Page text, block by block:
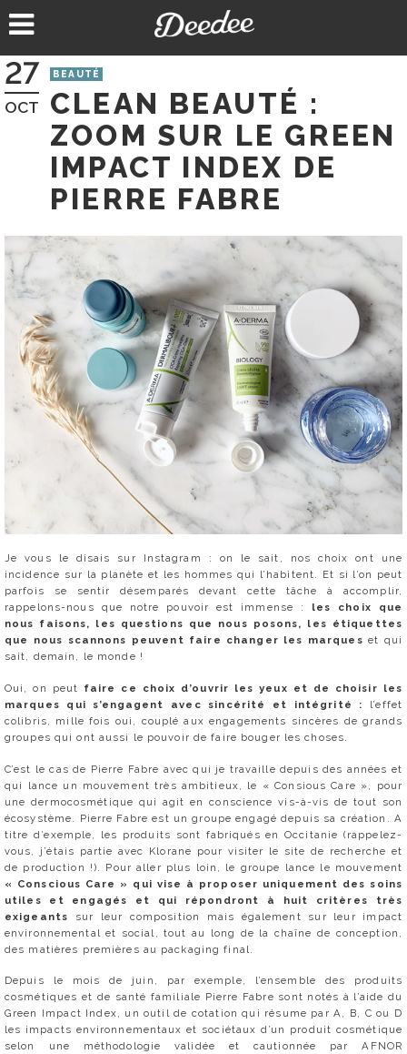
au
27
OCT
BEAUTÉ
CLEAN BEAUTÉ :
ZOOM SUR LE GREEN
IMPACT INDEX DE
PIERRE FABRE
Je vous le disais sur Instagram : on le sait, nos choix ont une
incidence sur la planète et les hommes qui l’habitent. Et si l’on peut
parfois se sentir désemparés devant cette tâche à accomplir,
rappelons-nous que notre pouvoir est immense : les choix que
nous faisons, les questions que nous posons, les étiquettes
que nous scannons peuvent faire changer les marques et qui
sait, demain, le monde !
Oui, on peut faire ce choix d’ouvrir les yeux et de choisir les
marques qui s’engagent avec sincérité et intégrité :
l’effet
colibris, mille fois oui, couplé aux engagements sincères de grands
groupes qui ont aussi le pouvoir de faire bouger les choses.
C’est le cas de Pierre Fabre avec qui je travaille depuis des années et
qui lance un mouvement très ambitieux, le « Consious Care », pour
une dermocosmétique qui agit en conscience vis-à-vis de tout son
écosystème. Pierre Fabre est un groupe engagé depuis sa création. A
titre d’exemple, les produits sont fabriqués en Occitanie (rappelez-
vous, j’étais partie avec Klorane pour visiter le site de recherche et
de production !). Pour aller plus loin, le groupe lance le mouvement
« Conscious Care » qui vise à proposer uniquement des soins
utiles et engagés et qui répondront à huit critères très
exigeants sur leur composition mais également sur leur impact
environnemental et social, tout au long de la chaîne de conception,
des matières premières au packaging final.
Depuis le mois de juin, par exemple, l’ensemble des produits
cosmétiques et de santé familiale Pierre Fabre sont notés à l’aide du
Green Impact Index, un outil de cotation qui résume par A, B, C ou D
les impacts environnementaux et sociétaux d’un produit cosmétique
selon une méthodologie validée et cautionnée par AFNOR